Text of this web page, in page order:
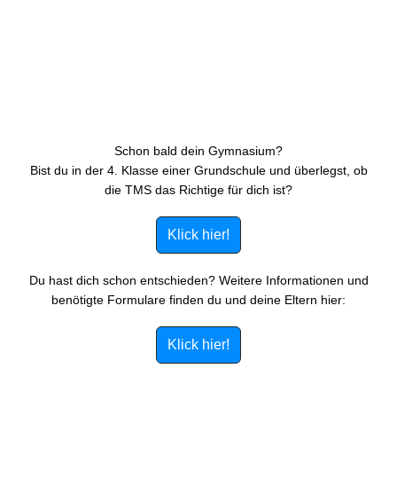
Schon bald dein Gymnasium?
Bist du in der 4. Klasse einer Grundschule und überlegst, ob
die TMS das Richtige für dich ist?
Klick hier!
Du hast dich schon entschieden? Weitere Informationen und
benötigte Formulare finden du und deine Eltern hier:
Klick hier!